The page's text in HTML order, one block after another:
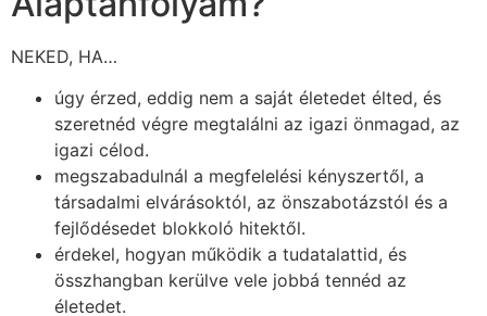
NEKED, HA…
úgy érzed, eddig nem a saját életedet élted, és
szeretnéd végre megtalálni az igazi önmagad, az
igazi célod.
megszabadulnál a megfelelési kényszertől, a
társadalmi elvárásoktól, az önszabotázstól és a
fejlődésedet blokkoló hitektől.
érdekel, hogyan működik a tudatalattid, és
összhangban kerülve vele jobbá tennéd az
életedet.